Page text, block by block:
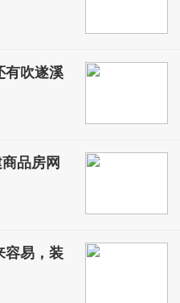
有吹遂溪
品房网
容易，装